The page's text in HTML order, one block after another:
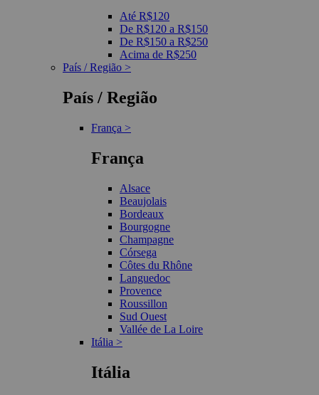
Até R$120
De R$120 a R$150
De R$150 a R$250
Acima de R$250
País / Região >
País / Região
França >
França
Alsace
Beaujolais
Bordeaux
Bourgogne
Champagne
Córsega
Côtes du Rhône
Languedoc
Provence
Roussillon
Sud Ouest
Vallée de La Loire
Itália >
Itália